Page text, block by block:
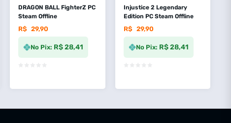
DRAGON BALL FighterZ PC
Steam Offline
R$ 29,90
No Pix: R$ 28,41
Injustice 2 Legendary
Edition PC Steam Offline
R$ 29,90
No Pix: R$ 28,41